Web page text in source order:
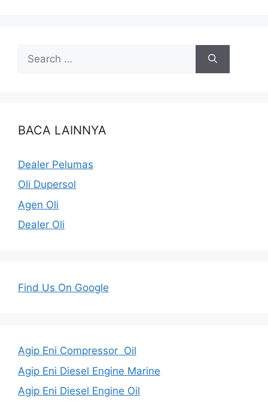
BACA LAINNYA
Dealer Pelumas
Oli Dupersol
Agen Oli
Dealer Oli
Find Us On Google
Agip Eni Compressor Oil
Agip Eni Diesel Engine Marine
Agip Eni Diesel Engine Oil